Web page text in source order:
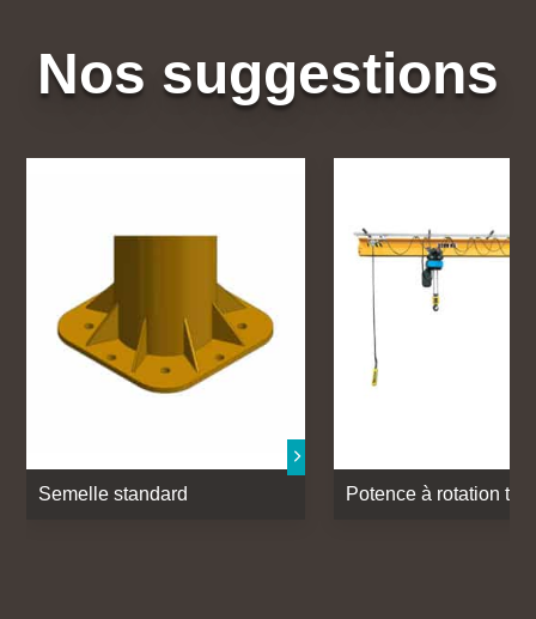
Nos suggestions
Semelle standard Potence à rotation